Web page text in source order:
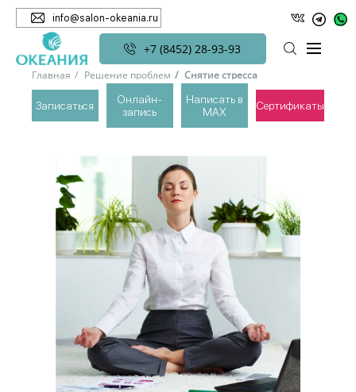
info@salon-okeania.ru
+7 (8452) 28-93-93
Записаться
Онлайн-
запись
Написать в
MAX
Сертификаты
Главная Решение проблем Снятие стресса
СНЯТИЕ СТРЕССА